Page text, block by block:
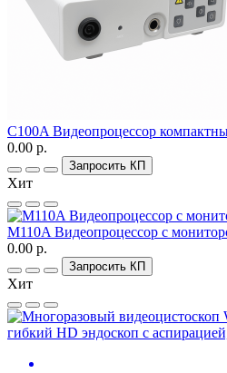
C100A Видеопроцессор
0.00 р.
Запросить КП
Хит
M110A Видеопроцессор с
0.00 р.
Запросить КП
Хит